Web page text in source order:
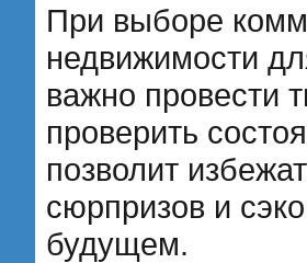
При выборе
недвижимости
важно провести
проверить
позволит
сюрпризов и
будущем.